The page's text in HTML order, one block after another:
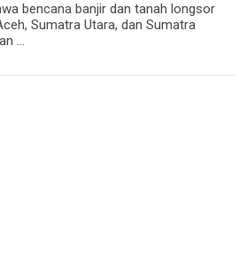
bencana banjir dan tanah longsor
Sumatra Utara, dan Sumatra
...